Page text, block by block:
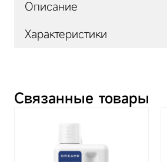
Описание
Характеристики
Мощность, Вт
Связанные товары